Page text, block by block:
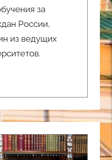
за
России,
из ведущих